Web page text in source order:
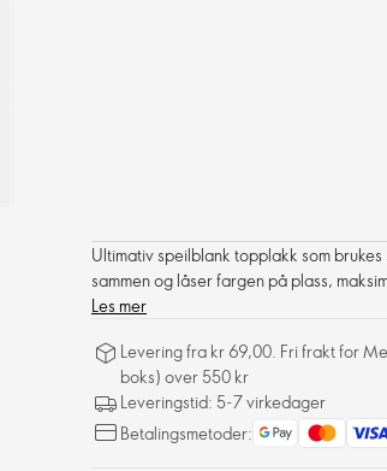
Ultimativ speilblank topplakk som
sammen og låser fargen på plass,
Les mer
Levering fra kr 69,00. Fri frakt for
boks) over 550 kr
Leveringstid: 5-7 virkedager
Betalingsmetoder: